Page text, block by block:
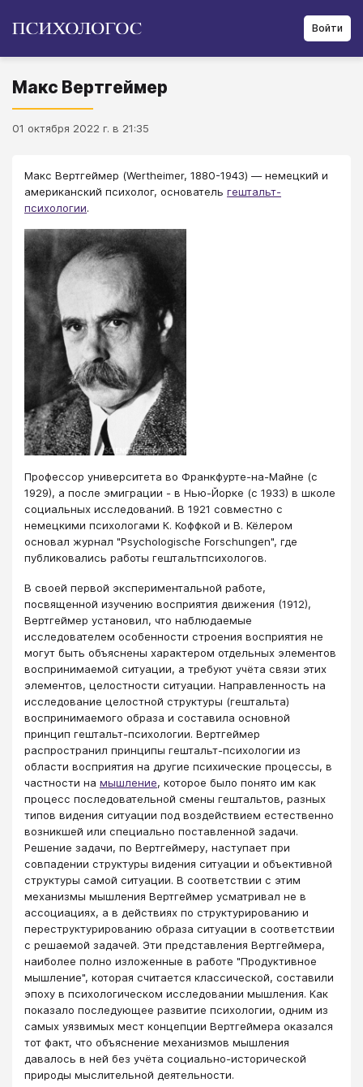
Войти
Макс Вертгеймер
01 октября 2022 г. в 21:35
Макс Вертгеймер (Wertheimer, 1880-1943) — немецкий и
американский психолог, основатель гештальт-
психологии.
Профессор университета во Франкфурте-на-Майне (с
1929), а после эмиграции - в Нью-Йорке (с 1933) в школе
социальных исследований. В 1921 совместно с
немецкими психологами К. Коффкой и В. Кёлером
основал журнал "Psychologische Forschungen", где
публиковались работы гештальтпсихологов.
В своей первой экспериментальной работе,
посвященной изучению восприятия движения (1912),
Вертгеймер установил, что наблюдаемые
исследователем особенности строения восприятия не
могут быть объяснены характером отдельных элементов
воспринимаемой ситуации, а требуют учёта связи этих
элементов, целостности ситуации. Направленность на
исследование целостной структуры (гештальта)
воспринимаемого образа и составила основной
принцип гештальт-психологии. Вертгеймер
распространил принципы гештальт-психологии из
области восприятия на другие психические процессы, в
частности на мышление, которое было понято им как
процесс последовательной смены гештальтов, разных
типов видения ситуации под воздействием естественно
возникшей или специально поставленной задачи.
Решение задачи, по Вертгеймеру, наступает при
совпадении структуры видения ситуации и объективной
структуры самой ситуации. В соответствии с этим
механизмы мышления Вертгеймер усматривал не в
ассоциациях, а в действиях по структурированию и
переструктурированию образа ситуации в соответствии
с решаемой задачей. Эти представления Вертгеймера,
наиболее полно изложенные в работе "Продуктивное
мышление", которая считается классической, составили
эпоху в психологическом исследовании мышления. Как
показало последующее развитие психологии, одним из
самых уязвимых мест концепции Вертгеймера оказался
тот факт, что объяснение механизмов мышления
давалось в ней без учёта социально-исторической
природы мыслительной деятельности.